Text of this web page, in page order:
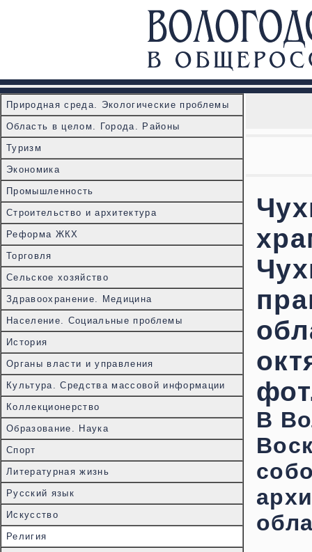
Природная среда. Экологические проблемы
Область в целом. Города. Районы
Туризм
Экономика
Промышленность
Строительство и архитектура
Реформа ЖКХ
Торговля
Сельское хозяйство
Здравоохранение. Медицина
Население. Социальные проблемы
История
Органы власти и управления
Культура. Средства массовой информации
Коллекционерство
Образование. Наука
Спорт
Литературная жизнь
Русский язык
Искусство
Религия
В